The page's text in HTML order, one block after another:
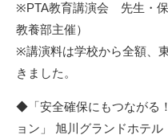
※PTA教育講演会 先生・
教養部主催）
※講演料は学校から全額、
きました。
◆「安全確保にもつながる
ョン」 旭川グランドホテル